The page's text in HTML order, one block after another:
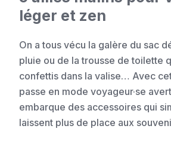
léger et zen
On a tous vécu la galère du sac
pluie ou de la trousse de toilette
confettis dans la valise… Avec
passe en mode voyageur·se
embarque des accessoires qui
laissent plus de place aux